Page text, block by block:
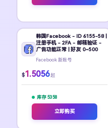
韩国Facebook - ID 6155-58 |
注册手机 - 2FA - 邮箱验证 -
广告功能正常 | 好友 0~500
Facebook 新账号
$1.5056 起
库存 5358
立即购买